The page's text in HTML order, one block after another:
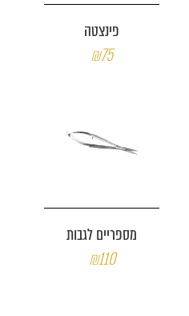
פינצטה
₪75
מספריים לגבות
₪110